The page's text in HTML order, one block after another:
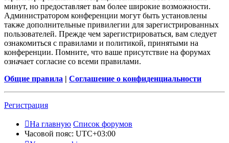
минут, но предоставляет вам более широкие возможности.
Администратором конференции могут быть установлены
также дополнительные привилегии для зарегистрированных
пользователей. Прежде чем зарегистрироваться, вам следует
ознакомиться с правилами и политикой, принятыми на
конференции. Помните, что ваше присутствие на форумах
означает согласие со всеми правилами.
Общие правила | Соглашение о конфиденциальности
Регистрация
На главную Список форумов
Часовой пояс: UTC+03:00